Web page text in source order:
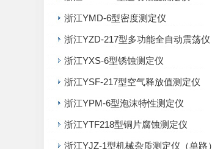
浙江YMD-6型密度测定仪
浙江YZD-217型多功能全自动震荡仪
浙江YXS-6型锈蚀测定仪
浙江YSF-217型空气释放值测定仪
浙江YPM-6型泡沫特性测定仪
浙江YTF218型铜片腐蚀测定仪
浙江YJZ-1型机械杂质测定仪（单路）